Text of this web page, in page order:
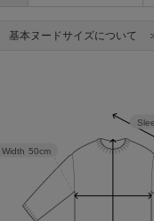
基本ヌードサイズについて
Width 50cm